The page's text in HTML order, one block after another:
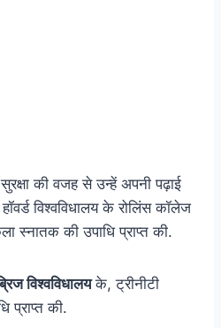
की वजह से उन्हें अपनी पढ़ाई
विश्वविधालय के रोलिंस कॉलेज
स्नातक की उपाधि प्राप्त की.
विश्वविधालयके, ट्रीनीटी
प्राप्त की.